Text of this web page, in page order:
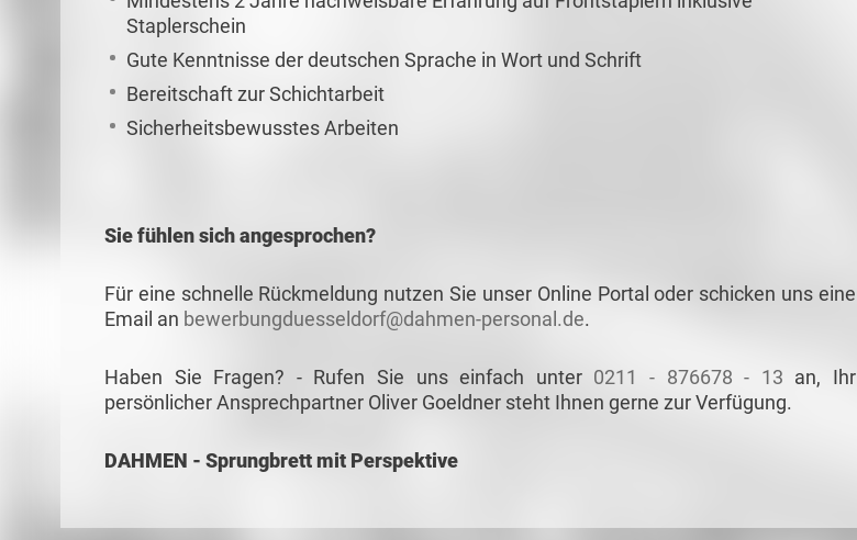
Staplerschein
Gute Kenntnisse der deutschen Sprache in Wort und Schrift
Bereitschaft zur Schichtarbeit
Sicherheitsbewusstes Arbeiten
Sie fühlen sich angesprochen?
Für eine schnelle Rückmeldung nutzen Sie unser Online Portal oder schicken uns eine
Email an bewerbungduesseldorf@dahmen-personal.de.
Haben Sie Fragen? - Rufen Sie uns einfach unter 0211 - 876678 - 13 an, Ihr
persönlicher Ansprechpartner Oliver Goeldner steht Ihnen gerne zur Verfügung.
DAHMEN - Sprungbrett mit Perspektive